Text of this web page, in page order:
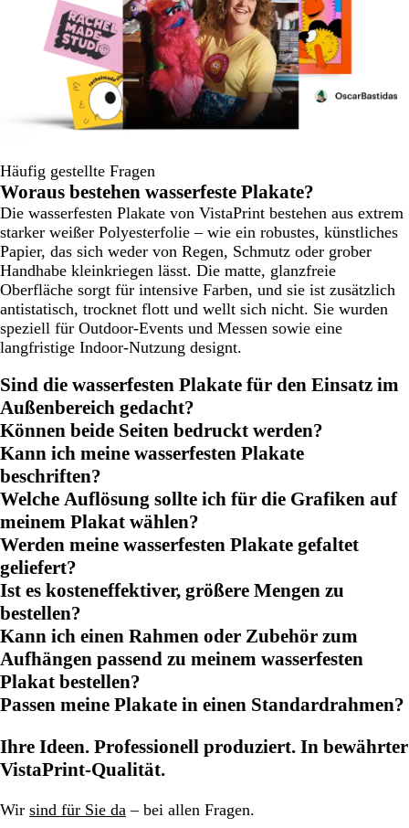
Häufig gestellte Fragen
Woraus bestehen wasserfeste Plakate?
Die wasserfesten Plakate von VistaPrint bestehen aus extrem
starker weißer Polyesterfolie – wie ein robustes, künstliches
Papier, das sich weder von Regen, Schmutz oder grober
Handhabe kleinkriegen lässt. Die matte, glanzfreie
Oberfläche sorgt für intensive Farben, und sie ist zusätzlich
antistatisch, trocknet flott und wellt sich nicht. Sie wurden
speziell für Outdoor-Events und Messen sowie eine
langfristige Indoor-Nutzung designt.
Sind die wasserfesten Plakate für den Einsatz im
Außenbereich gedacht?
Können beide Seiten bedruckt werden?
Kann ich meine wasserfesten Plakate
beschriften?
Welche Auflösung sollte ich für die Grafiken auf
meinem Plakat wählen?
Werden meine wasserfesten Plakate gefaltet
geliefert?
Ist es kosteneffektiver, größere Mengen zu
bestellen?
Kann ich einen Rahmen oder Zubehör zum
Aufhängen passend zu meinem wasserfesten
Plakat bestellen?
Passen meine Plakate in einen Standardrahmen?
Ihre Ideen. Professionell produziert. In bewährter
VistaPrint-Qualität.
Wir sind für Sie da – bei allen Fragen.